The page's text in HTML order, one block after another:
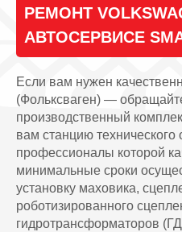
РЕМОНТ
АВТОСЕРВИСЕ
Если вам нужен
(Фольксваген) —
производственный
вам станцию
профессионалы которой
минимальные сроки
установку маховика,
роботизированного
гидротрансформаторов